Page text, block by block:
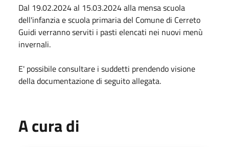
Dal 19.02.2024 al 15.03.2024 alla mensa scuola
dell'infanzia e scuola primaria del Comune di Cerreto
Guidi verranno serviti i pasti elencati nei nuovi menù
invernali.
E' possibile consultare i suddetti prendendo visione
della documentazione di seguito allegata.
A cura di